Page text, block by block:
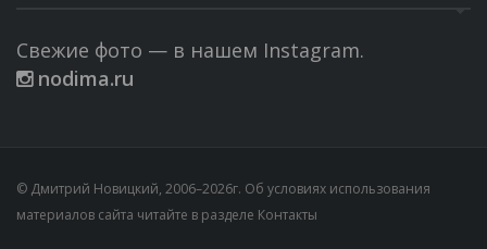
Свежие фото — в нашем Instagram.
nodima.ru
© Дмитрий Новицкий, 2006–2026г. Об условиях использования
материалов сайта читайте в разделе Контакты